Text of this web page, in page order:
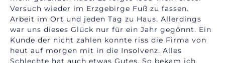
Versuch wieder im Erzgebirge Fuß zu fassen.
Arbeit im Ort und jeden Tag zu Haus. Allerdings
war uns dieses Glück nur für ein Jahr gegönnt. Ein
Kunde der nicht zahlen konnte riss die Firma von
heut auf morgen mit in die Insolvenz. Alles
Schlechte hat auch etwas Gutes. So bekam ich